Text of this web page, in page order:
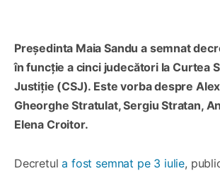
Președinta Maia Sandu a semnat
în funcție a cinci judecători la Curtea
Justiție (CSJ). Este vorba despre
Gheorghe Stratulat, Sergiu Stratan,
Elena Croitor.
Decretula fost semnat pe 3 iulie,